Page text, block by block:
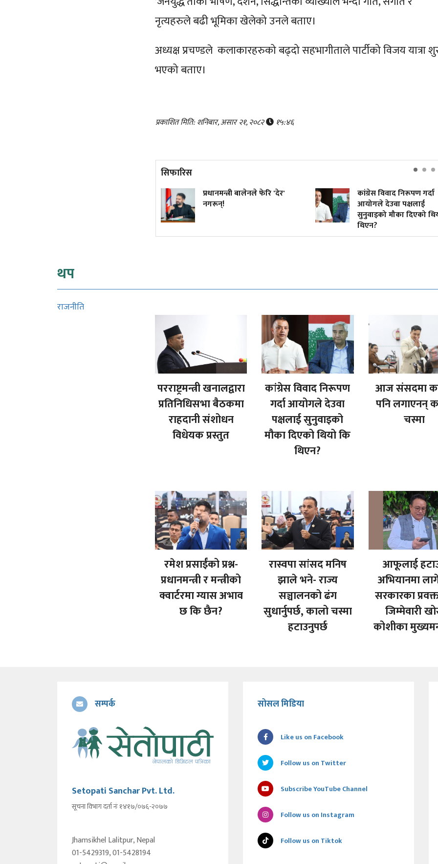
नृत्यहरुले बढी भूमिका खेलेको उनले बताए।
अध्यक्ष प्रचण्डले कलाकारहरुको बढ्दो सहभागीताले पार्टीको विजय यात्रा
भएको बताए।
प्रकाशित मिति: शनिबार, असार २१, २०८२ १५:४६
सिफारिस
प्रधानमन्त्री बालेनले फेरि 'देर'
नगरून्!
कांग्रेस विवाद निरूपण गर्दा
आयोगले देउवा पक्षलाई
सुनुवाइको मौका दिएको
थिएन?
थप
राजनीति
परराष्ट्रमन्त्री खनालद्वारा
प्रतिनिधिसभा बैठकमा
राहदानी संशोधन
विधेयक प्रस्तुत
कांग्रेस विवाद निरूपण
गर्दा आयोगले देउवा
पक्षलाई सुनुवाइको
मौका दिएको थियो कि
थिएन?
आज संसदमा
पनि लगाएनन्
चस्मा
रमेश प्रसाईंको प्रश्न-
प्रधानमन्त्री र मन्त्रीको
क्वार्टरमा ग्यास अभाव
छ कि छैन?
रास्वपा सांसद मनिष
झाले भने- राज्य
सञ्चालनको ढंग
सुधार्नुपर्छ, कालो चस्मा
हटाउनुपर्छ
आफूलाई
अभियानमा
सरकारका
जिम्मेवारी
कोशीका
सम्पर्क
Setopati Sanchar Pvt. Ltd.
सूचना विभाग दर्ता नंः १४१७/०७६-२०७७
Jhamsikhel Lalitpur, Nepal
01-5429319, 01-5428194
सोसल मिडिया
Like us on Facebook
Follow us on Twitter
Subscribe YouTube Channel
Follow us on Instagram
Follow us on Tiktok